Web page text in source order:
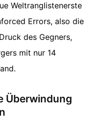
Weltranglistenerste
Errors, also die
des Gegners,
mit nur 14
Überwindung